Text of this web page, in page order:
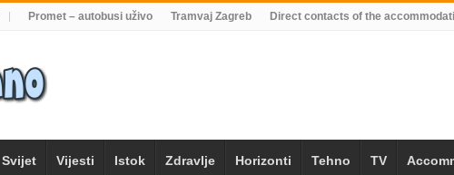
Promet – autobusi uživo Tramvaj Zagreb Direct contacts of the
Svijet Vijesti Istok Zdravlje Horizonti Tehno TV